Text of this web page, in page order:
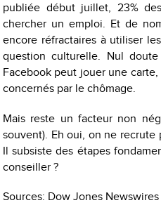
publiée début juillet, 23%
chercher un emploi. Et de
encore réfractaires à utiliser
question culturelle. Nul
Facebook peut jouer une
concernés par le chômage.
Mais reste un facteur non
souvent). Eh oui, on ne recrute
Il subsiste des étapes
conseiller ?
Sources: Dow Jones Newswires